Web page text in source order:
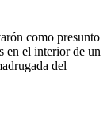
como presunto
en el interior de un
del